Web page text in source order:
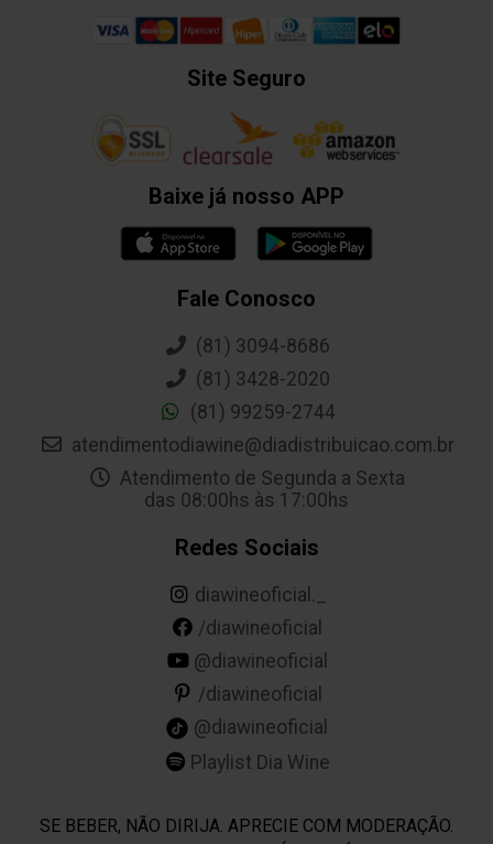
Site Seguro
Baixe já nosso APP
Fale Conosco
(81) 3094-8686
(81) 3428-2020
(81) 99259-2744
atendimentodiawine@diadistribuicao.com.br
Atendimento de Segunda a Sexta
das 08:00hs às 17:00hs
Redes Sociais
diawineoficial._
/diawineoficial
@diawineoficial
/diawineoficial
@diawineoficial
Playlist Dia Wine
SE BEBER, NÃO DIRIJA. APRECIE COM MODERAÇÃO.